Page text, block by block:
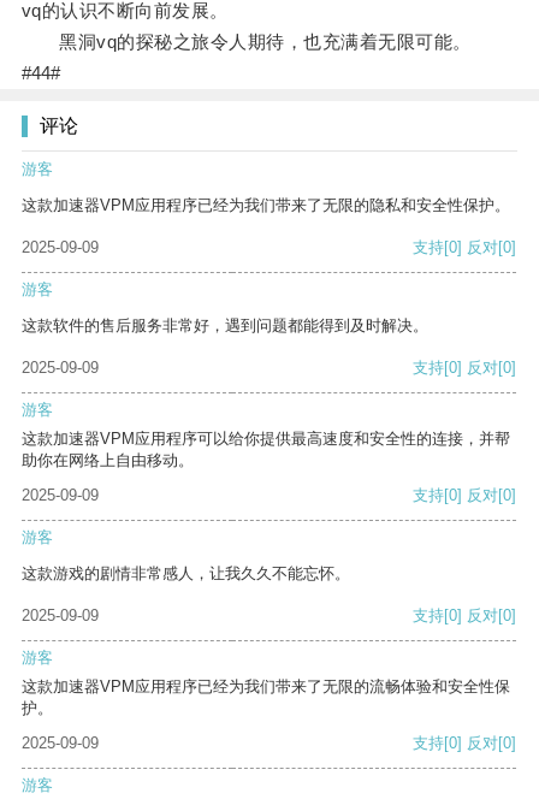
vq的认识不断向前发展。
黑洞vq的探秘之旅令人期待，也充满着无限可能。
#44#
评论
游客
这款加速器VPM应用程序已经为我们带来了无限的隐私和安全性保护。
2025-09-09 支持[0] 反对[0]
游客
这款软件的售后服务非常好，遇到问题都能得到及时解决。
2025-09-09 支持[0] 反对[0]
游客
这款加速器VPM应用程序可以给你提供最高速度和安全性的连接，并帮
助你在网络上自由移动。
2025-09-09
支持[0] 反对[0]
游客
这款游戏的剧情非常感人，让我久久不能忘怀。
2025-09-09 支持[0] 反对[0]
游客
这款加速器VPM应用程序已经为我们带来了无限的流畅体验和安全性保
护。
2025-09-09
支持[0] 反对[0]
游客